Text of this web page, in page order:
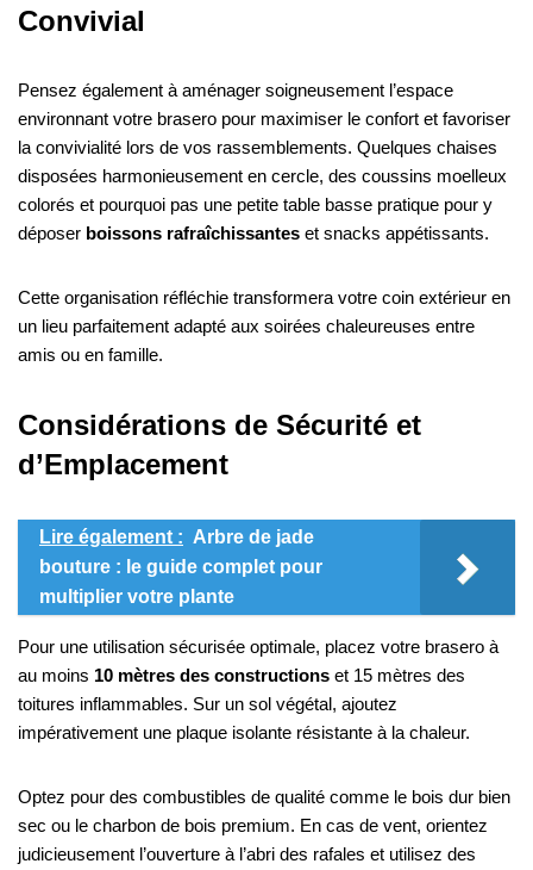
Convivial
Pensez également à aménager soigneusement l’espace
environnant votre brasero pour maximiser le confort et favoriser
la convivialité lors de vos rassemblements. Quelques chaises
disposées harmonieusement en cercle, des coussins moelleux
colorés et pourquoi pas une petite table basse pratique pour y
déposer boissons rafraîchissantes et snacks appétissants.
Cette organisation réfléchie transformera votre coin extérieur en
un lieu parfaitement adapté aux soirées chaleureuses entre
amis ou en famille.
Considérations de Sécurité et
d’Emplacement
Lire également : Arbre de jade
bouture : le guide complet pour
multiplier votre plante
Pour une utilisation sécurisée optimale, placez votre brasero à
au moins 10 mètres des constructions et 15 mètres des
toitures inflammables. Sur un sol végétal, ajoutez
impérativement une plaque isolante résistante à la chaleur.
Optez pour des combustibles de qualité comme le bois dur bien
sec ou le charbon de bois premium. En cas de vent, orientez
judicieusement l’ouverture à l’abri des rafales et utilisez des